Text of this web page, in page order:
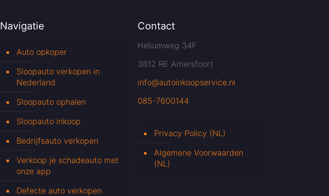
Navigatie
Auto opkoper
Sloopauto verkopen in
Nederland
Sloopauto ophalen
Sloopauto inkoop
Bedrijfsauto verkopen
Verkoop je schadeauto met
onze app
Defecte auto verkopen
Contact
Heliumweg 34F
3812 RE Amersfoort
info@autoinkoopservice.nl
085-7600144
Privacy Policy (NL)
Algemene Voorwaarden
(NL)